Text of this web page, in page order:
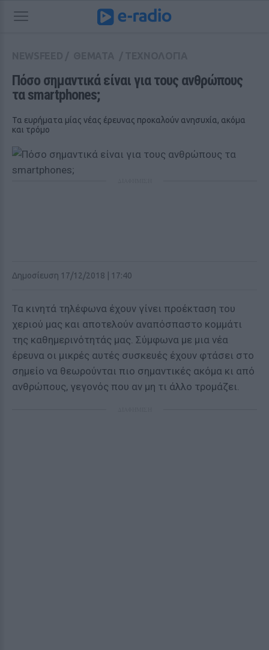
Πόσο σημαντικά είναι για τους ανθρώπους
τα smartphones;
Τα ευρήματα μίας νέας έρευνας προκαλούν ανησυχία, ακόμα
και τρόμο
Δημοσίευση 17/12/2018 | 17:40
Τα κινητά τηλέφωνα έχουν γίνει προέκταση του
χεριού μας και αποτελούν αναπόσπαστο κομμάτι
της καθημερινότητάς μας. Σύμφωνα με μια νέα
έρευνα οι μικρές αυτές συσκευές έχουν φτάσει στο
σημείο να θεωρούνται πιο σημαντικές ακόμα κι από
ανθρώπους, γεγονός που αν μη τι άλλο τρομάζει.